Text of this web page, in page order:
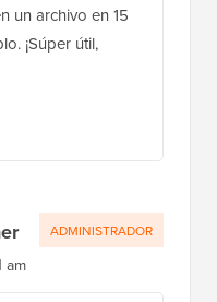
un archivo en 15
¡Súper útil,
am
ADMINISTRADOR